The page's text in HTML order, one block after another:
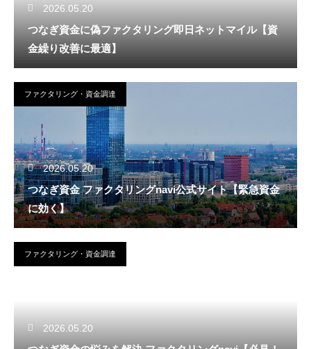
2026.05.20
つなぎ資金に偽ファクタリング即日ネットマイル【資
金繰り改善に最適】
ファクタリング・資金調達
2026.05.20
つなぎ資金 ファクタリングnavi公式サイト【緊急資金
に効く】
ファクタリング・資金調達
2026.05.20